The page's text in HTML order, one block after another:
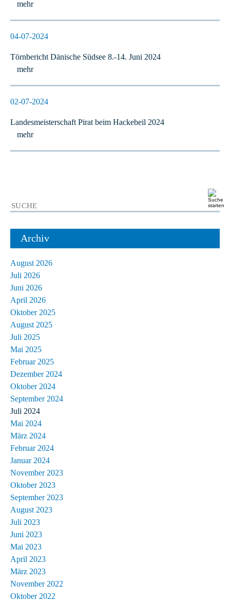
mehr
04-07-2024
Törnbericht Dänische Südsee 8.-14. Juni 2024
mehr
02-07-2024
Landesmeisterschaft Pirat beim Hackebeil 2024
mehr
Archiv
August 2026
Juli 2026
Juni 2026
April 2026
Oktober 2025
August 2025
Juli 2025
Mai 2025
Februar 2025
Dezember 2024
Oktober 2024
September 2024
Juli 2024
Mai 2024
März 2024
Februar 2024
Januar 2024
November 2023
Oktober 2023
September 2023
August 2023
Juli 2023
Juni 2023
Mai 2023
April 2023
März 2023
November 2022
Oktober 2022